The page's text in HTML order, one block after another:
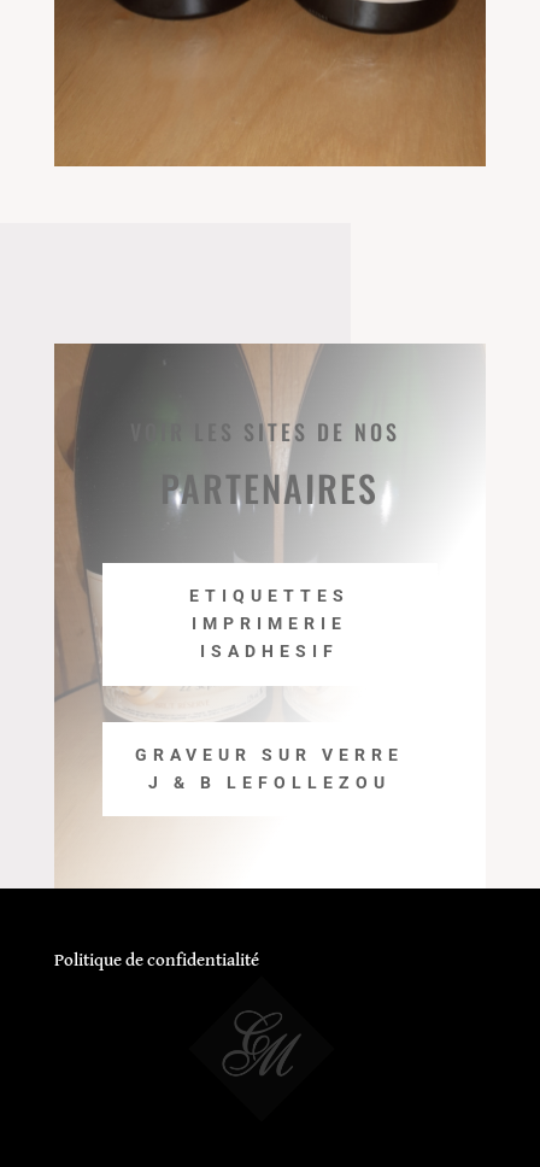
VOIR LES SITES DE NOS
PARTENAIRES
ETIQUETTES
IMPRIMERIE
ISADHESIF
GRAVEUR SUR VERRE
J & B LEFOLLEZOU
Politique de confidentialité